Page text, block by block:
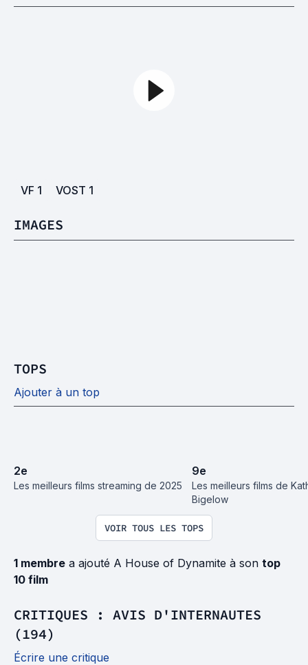
VF 1 VOST 1
IMAGES
TOPS
Ajouter à un top
2e
Les meilleurs films streaming de 2025
9e
Les meilleurs films de
Bigelow
VOIR TOUS LES TOPS
1 membre a ajouté A House of Dynamite à son top
10 film
CRITIQUES : AVIS D'INTERNAUTES
(194)
Écrire une critique